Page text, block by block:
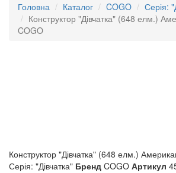
Головна Каталог COGO
Серія:
Конструктор "Дівчатка" (648 елм.)
COGO
Конструктор "Дівчатка" (648 елм.)
Серія: "Дівчатка" Бренд COGO Артикул